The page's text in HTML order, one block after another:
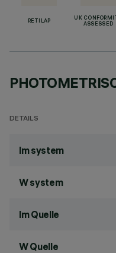
RETILAP
UK
ASSESSED
DETAILS
lm system
W system
lm Quelle
W Quelle